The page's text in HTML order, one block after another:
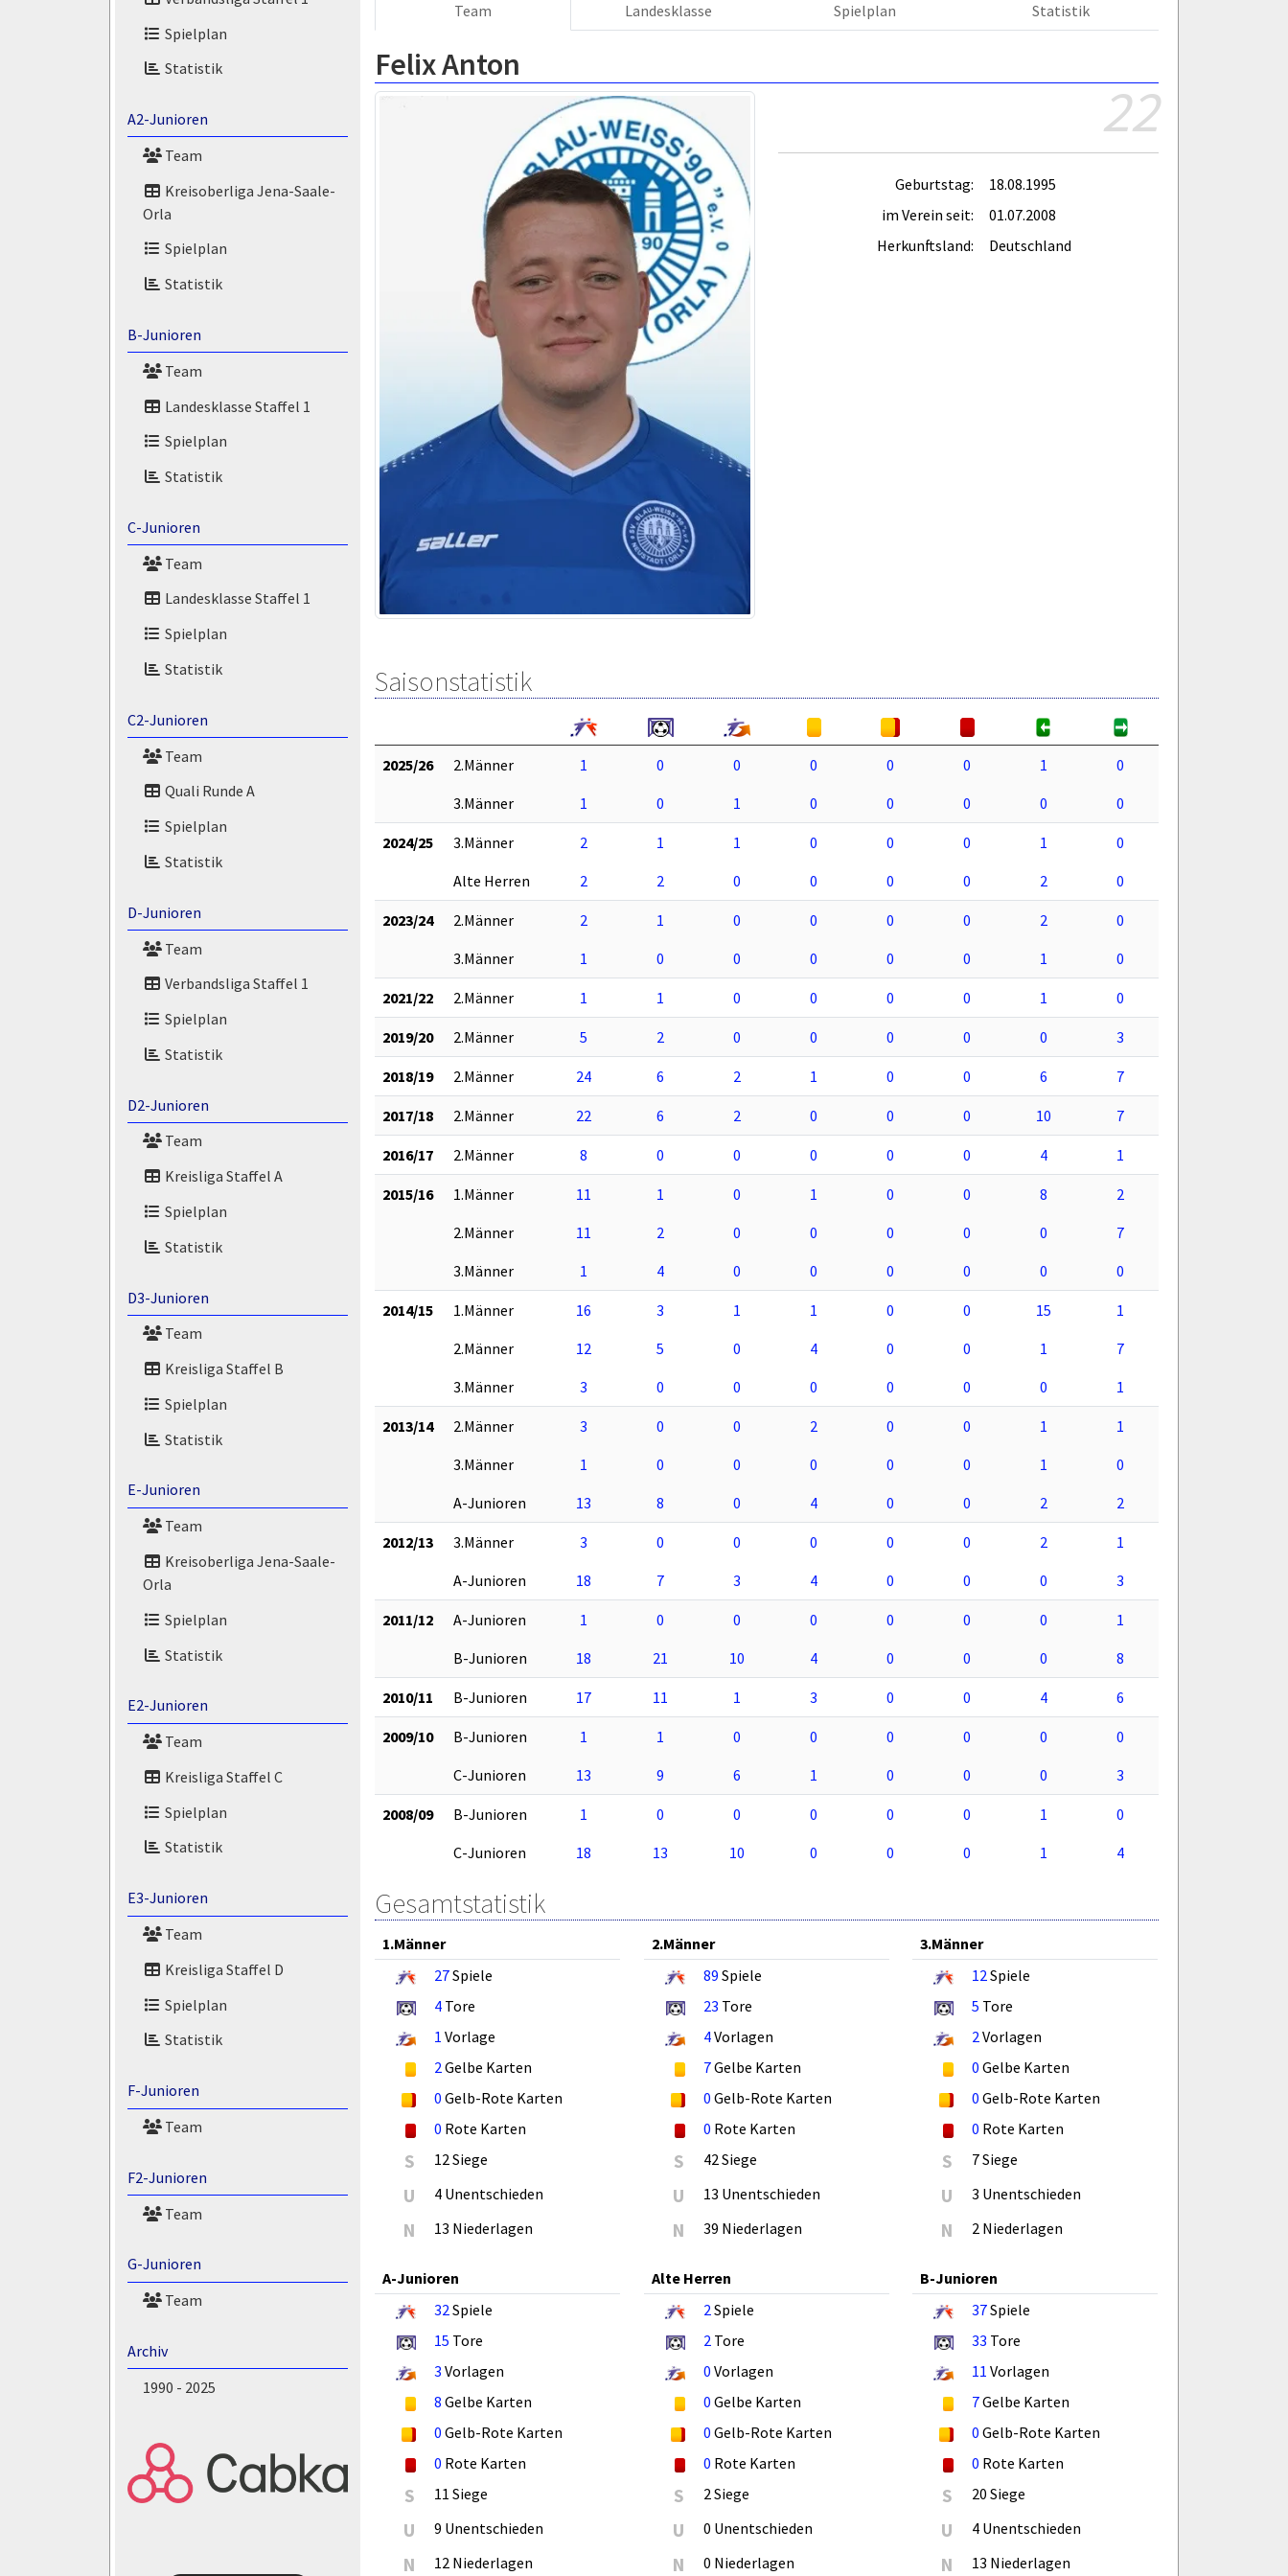
Spielplan
Statistik
A2-Junioren
Team
Kreisoberliga Jena-Saale-
Orla
Spielplan
Statistik
B-Junioren
Team
Landesklasse Staffel 1
Spielplan
Statistik
C-Junioren
Team
Landesklasse Staffel 1
Spielplan
Statistik
C2-Junioren
Team
Quali Runde A
Spielplan
Statistik
D-Junioren
Team
Verbandsliga Staffel 1
Spielplan
Statistik
D2-Junioren
Team
Kreisliga Staffel A
Spielplan
Statistik
D3-Junioren
Team
Kreisliga Staffel B
Spielplan
Statistik
E-Junioren
Team
Kreisoberliga Jena-Saale-
Orla
Spielplan
Statistik
E2-Junioren
Team
Kreisliga Staffel C
Spielplan
Statistik
E3-Junioren
Team
Kreisliga Staffel D
Spielplan
Statistik
F-Junioren
Team
F2-Junioren
Team
G-Junioren
Team
Archiv
1990 - 2025
Team Landesklasse Spielplan Statistik
Felix Anton
22
Geburtstag:
18.08.1995
im Verein seit:
01.07.2008
Herkunftsland:
Deutschland
Saisonstatistik
2025/26 2.Männer 1 0 0 0 0 0 1
0
3.Männer
1 0 1 0 0 0 0 0
2024/25 3.Männer 2 1 1 0 0 0 1
0
Alte Herren
2 2 0 0 0 0 2 0
2023/24 2.Männer 2 1 0 0 0 0 2
0
3.Männer
1 0 0 0 0 0 1 0
2021/22 2.Männer 1 1 0 0 0 0 1 0
2019/20 2.Männer 5 2 0 0 0 0 0 3
2018/19 2.Männer 24 6 2 1 0 0 6 7
2017/18 2.Männer 22 6 2 0 0 0 10 7
2016/17 2.Männer 8 0 0 0 0 0 4 1
2015/16 1.Männer 11 1 0 1 0 0 8
2
2.Männer
11 2 0 0 0 0 0
7
3.Männer
1 4 0 0 0 0 0 0
2014/15 1.Männer 16 3 1 1 0 0 15
1
2.Männer
12 5 0 4 0 0 1
7
3.Männer
3 0 0 0 0 0 0 1
2013/14 2.Männer 3 0 0 2 0 0 1
1
3.Männer
1 0 0 0 0 0 1
0
A-Junioren
13 8 0 4 0 0 2 2
2012/13 3.Männer 3 0 0 0 0 0 2
1
A-Junioren
18 7 3 4 0 0 0 3
2011/12 A-Junioren 1 0 0 0 0 0 0
1
B-Junioren
18 21 10 4 0 0 0 8
2010/11 B-Junioren 17 11 1 3 0 0 4 6
2009/10 B-Junioren 1 1 0 0 0 0 0
0
C-Junioren
13 9 6 1 0 0 0 3
2008/09 B-Junioren 1 0 0 0 0 0 1
0
C-Junioren
18 13 10 0 0 0 1 4
Gesamtstatistik
1.Männer
27Spiele
4 Tore
1 Vorlage
2Gelbe Karten
0 Gelb-Rote Karten
0 Rote Karten
S 12 Siege
U 4 Unentschieden
N 13 Niederlagen
2.Männer
89 Spiele
23 Tore
4Vorlagen
7Gelbe Karten
0 Gelb-Rote Karten
0 Rote Karten
S 42 Siege
U 13 Unentschieden
N 39 Niederlagen
3.Männer
12Spiele
5 Tore
2Vorlagen
0 Gelbe Karten
0 Gelb-Rote Karten
0 Rote Karten
S 7 Siege
U 3 Unentschieden
N 2 Niederlagen
A-Junioren
32Spiele
15 Tore
3 Vorlagen
8 Gelbe Karten
0 Gelb-Rote Karten
0 Rote Karten
S 11 Siege
U 9 Unentschieden
N 12 Niederlagen
Alte Herren
2Spiele
2Tore
0 Vorlagen
0 Gelbe Karten
0 Gelb-Rote Karten
0 Rote Karten
S 2 Siege
U 0 Unentschieden
N 0 Niederlagen
B-Junioren
37Spiele
33 Tore
11 Vorlagen
7Gelbe Karten
0 Gelb-Rote Karten
0 Rote Karten
S 20 Siege
U 4 Unentschieden
N 13 Niederlagen